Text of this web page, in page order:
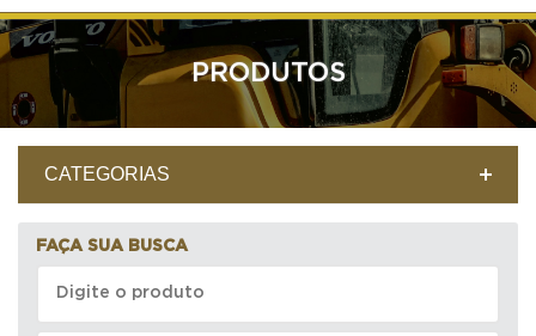
PRODUTOS
CATEGORIAS
FAÇA SUA BUSCA